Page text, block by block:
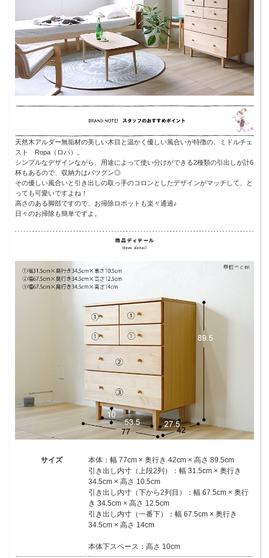
天然木アルダー無垢材の美しい木目と温かく優しい風合いが特徴の、ミドルチェ
スト Ropa（ロパ）。
シンプルなデザインながら、用途によって使い分けができる2種類の引出しが計6
杯もあるので、収納力はバツグン◎
その優しい風合いと引き出しの取っ手のコロンとしたデザインがマッチして、と
っても可愛いですよね！
高さのある脚部ですので、お掃除ロボットも楽々通過♪
日々のお掃除も簡単ですよ。
サイズ
本体：幅 77cm × 奥行き 42cm × 高さ 89.5cm
引き出し内寸（上段2列）：幅 31.5cm × 奥行き
34.5cm × 高さ 10.5cm
引き出し内寸（下から2列目）：幅 67.5cm × 奥行
き 34.5cm × 高さ 12.5cm
引き出し内寸（一番下）：幅 67.5cm × 奥行き
34.5cm × 高さ 14cm
本体下スペース：高さ 10cm